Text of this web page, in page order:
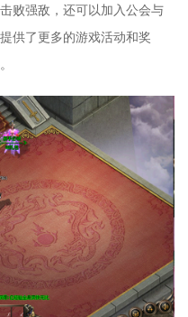
败强敌，还可以加入公会与
供了更多的游戏活动和奖